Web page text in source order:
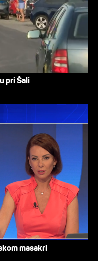
pri Šali
masakri